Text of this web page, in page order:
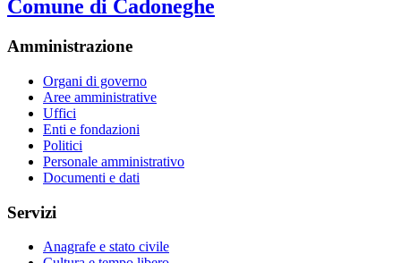
Comune di Cadoneghe
Amministrazione
Organi di governo
Aree amministrative
Uffici
Enti e fondazioni
Politici
Personale amministrativo
Documenti e dati
Servizi
Anagrafe e stato civile